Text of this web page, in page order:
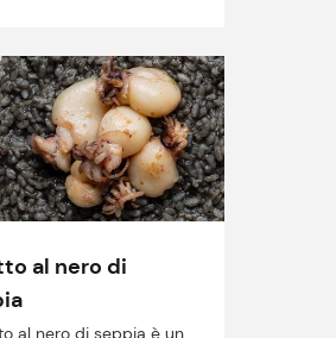
al nero di
al nero di seppia è un